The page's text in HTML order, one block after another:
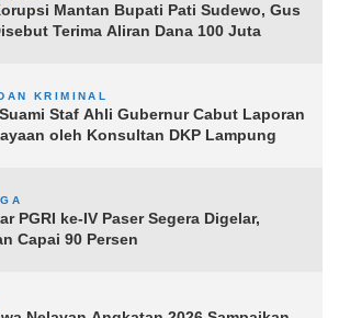
Mantan Bupati Pati Sudewo, Gus
Terima Aliran Dana 100 Juta
KRIMINAL
Staf Ahli Gubernur Cabut Laporan
oleh Konsultan DKP Lampung
PGRI ke-IV Paser Segera Digelar,
Capai 90 Persen